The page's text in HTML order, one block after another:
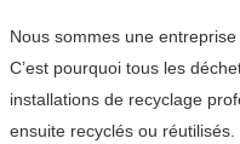
Nous sommes une
C’est pourquoi tous les
installations de recyclage
ensuite recyclés ou